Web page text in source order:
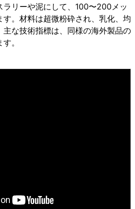
ラリーや泥にして、100〜200メッ
す。材料は超微粉砕され、乳化、均
主な技術指標は、同様の海外製品の
。